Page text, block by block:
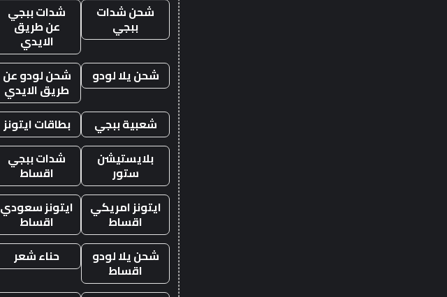
شحن شدات
ببجي
شدات ببجي
عن طريق
الايدي
شحن يلا لودو
شحن لودو عن
طريق الايدي
شعبية ببجي
بطاقات ايتونز
بلايستيشن
ستور
شدات ببجي
اقساط
ايتونز امريكي
اقساط
ايتونز سعودي
اقساط
شحن يلا لودو
اقساط
حناء شعر